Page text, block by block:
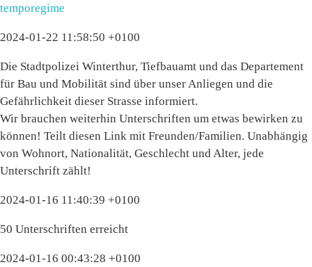
temporegime
2024-01-22 11:58:50 +0100
Die Stadtpolizei Winterthur, Tiefbauamt und das Departement
für Bau und Mobilität sind über unser Anliegen und die
Gefährlichkeit dieser Strasse informiert.
Wir brauchen weiterhin Unterschriften um etwas bewirken zu
können! Teilt diesen Link mit Freunden/Familien. Unabhängig
von Wohnort, Nationalität, Geschlecht und Alter, jede
Unterschrift zählt!
2024-01-16 11:40:39 +0100
50 Unterschriften erreicht
2024-01-16 00:43:28 +0100